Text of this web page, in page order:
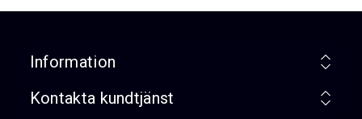
Information
Kontakta kundtjänst